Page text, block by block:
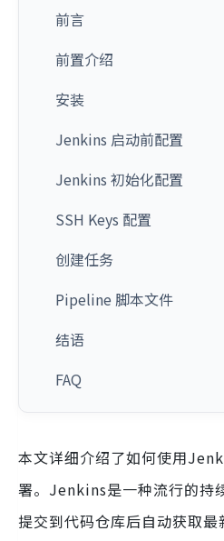
前言
前置介绍
安装
Jenkins 启动前配置
Jenkins 初始化配置
SSH Keys 配置
创建任务
Pipeline 脚本文件
结语
FAQ
本文详细介绍了如何使用
署。Jenkins是一种流行的持
提交到代码仓库后自动获取